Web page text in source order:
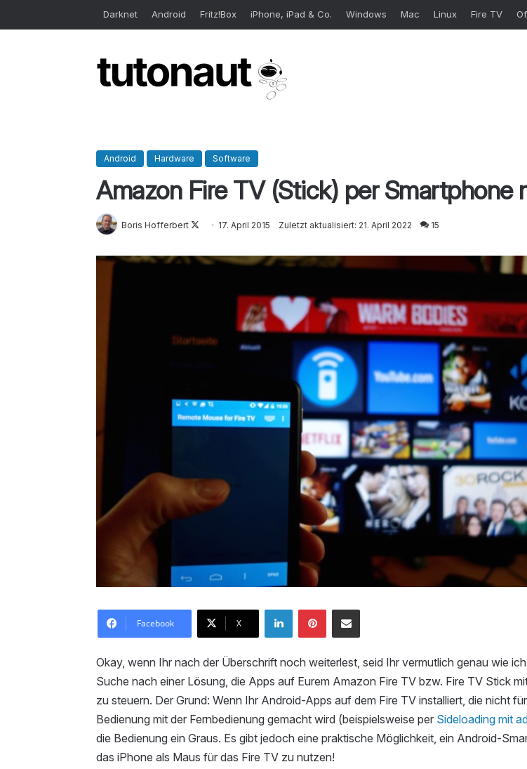
Darknet Android Fritz!Box iPhone, iPad & Co. Windows Mac Linux Fire TV
Android Hardware Software
Amazon Fire TV (Stick) per Smartphone
Boris Hofferbert
Follow
X
17. April 2015 Zuletzt aktualisiert: 21. April 2022 15
Facebook X
Okay, wenn Ihr nach der Überschrift noch weiterlest, seid Ihr vermutlich genau wie
Suche nach einer Lösung, die Apps auf Eurem Amazon Fire TV bzw. Fire TV Stick
zu steuern. Der Grund: Wenn Ihr Android-Apps auf dem Fire TV installiert, die nicht
Bedienung mit der Fernbedienung gemacht wird (beispielsweise per Sideloading mit
die Bedienung ein Graus. Es gibt jedoch eine praktische Möglichkeit, ein Android-
das iPhone als Maus für das Fire TV zu nutzen!